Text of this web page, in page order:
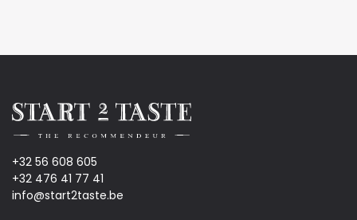
+32 56 608 605
+32 476 41 77 41
info@start2taste.be